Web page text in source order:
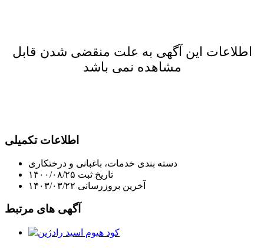
اطلاعات این آگهی به علت منقضی شدن قابل
مشاهده نمی باشد
اطلاعات تکمیلی
دسته بندی خدمات، باغبانی و درختکاری
تاریخ ثبت ۱۴۰۰/۰۸/۲۵
آخرین بروزرسانی ۱۴۰۳/۰۳/۲۲
آگهی های مرتبط